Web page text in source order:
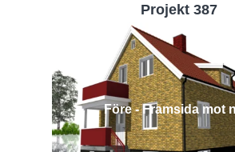
Projekt 387
Före - Framsida mot